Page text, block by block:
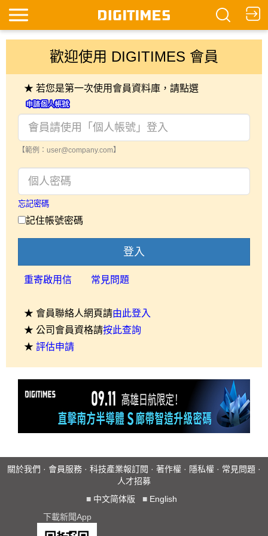
歡迎使用 DIGITIMES 會員
★ 若您是第一次使用會員資料庫，請點選
【範例：user@company.com】
忘記密碼
記住帳號密碼
登入
重寄啟用信 常見問題
★ 會員聯絡人網頁請由此登入
★ 公司會員資格請按此查詢
★ 評估申請
關於我們 · 會員服務 · 科技產業報訂閱 · 著作權 · 隱私權 · 常見問題 ·
人才招募
■ 中文简体版 ■ English
下載新聞App